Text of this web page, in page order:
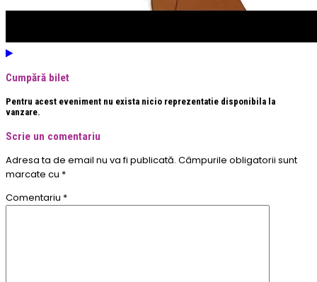
Cumpără bilet
Pentru acest eveniment nu exista nicio reprezentatie disponibila la
vanzare.
Scrie un comentariu
Adresa ta de email nu va fi publicată. Câmpurile obligatorii sunt
marcate cu *
Comentariu *